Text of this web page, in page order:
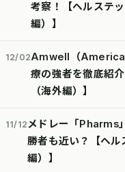
考察！【ヘルステ
編）】
12/02Amwell（
療の強者を徹底紹
（海外編）】
11/12メドレー「Pharms
勝者も近い？【ヘ
編）】